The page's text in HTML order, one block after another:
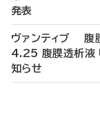
発表
ヴァンティブ 腹
4.25 腹膜透析液
知らせ